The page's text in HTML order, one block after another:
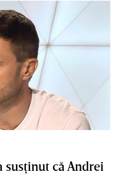
susţinut că Andrei